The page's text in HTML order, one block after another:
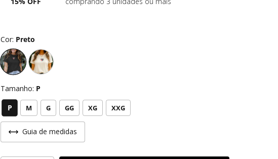
Cor: Preto
Tamanho: P
P M G GG XG XXG
Guia de medidas